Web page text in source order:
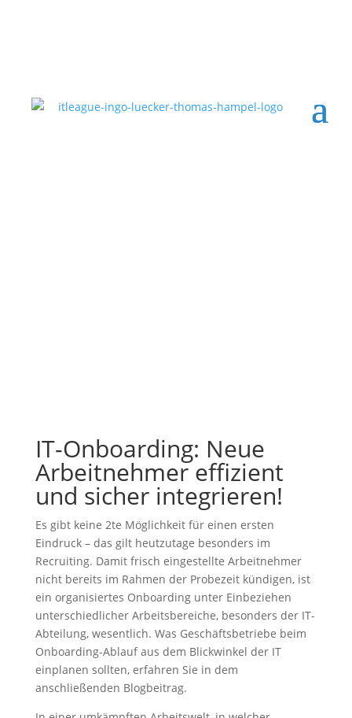
IT-Onboarding: Neue
Arbeitnehmer effizient
und sicher integrieren!
Es gibt keine 2te Möglichkeit für einen ersten
Eindruck – das gilt heutzutage besonders im
Recruiting. Damit frisch eingestellte Arbeitnehmer
nicht bereits im Rahmen der Probezeit kündigen, ist
ein organisiertes Onboarding unter Einbeziehen
unterschiedlicher Arbeitsbereiche, besonders der IT-
Abteilung, wesentlich. Was Geschäftsbetriebe beim
Onboarding-Ablauf aus dem Blickwinkel der IT
einplanen sollten, erfahren Sie in dem
anschließenden Blogbeitrag.